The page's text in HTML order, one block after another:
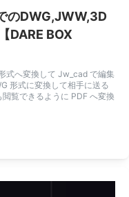
のDWG,JWW,3D
DARE BOX
式へ変換して Jw_cad で編集
形式に変換して相手に送る
覧できるように PDF へ変換